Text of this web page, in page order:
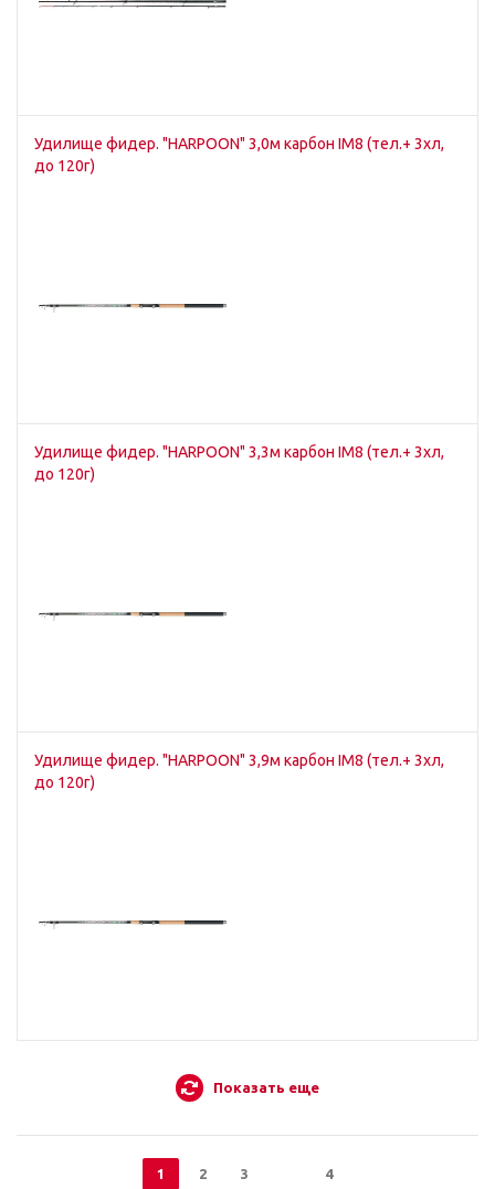
Удилище фидер. "HARPOON" 3,0м карбон IM8 (тел.+ 3хл,
до 120г)
Удилище фидер. "HARPOON" 3,3м карбон IM8 (тел.+ 3хл,
до 120г)
Удилище фидер. "HARPOON" 3,9м карбон IM8 (тел.+ 3хл,
до 120г)
Показать еще
1 2 3 4